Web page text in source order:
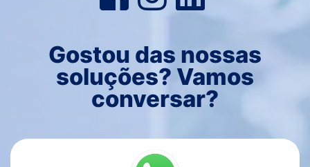
Gostou das nossas
soluções? Vamos
conversar?